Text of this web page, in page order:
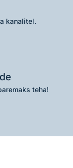
kanalitel.
teha!